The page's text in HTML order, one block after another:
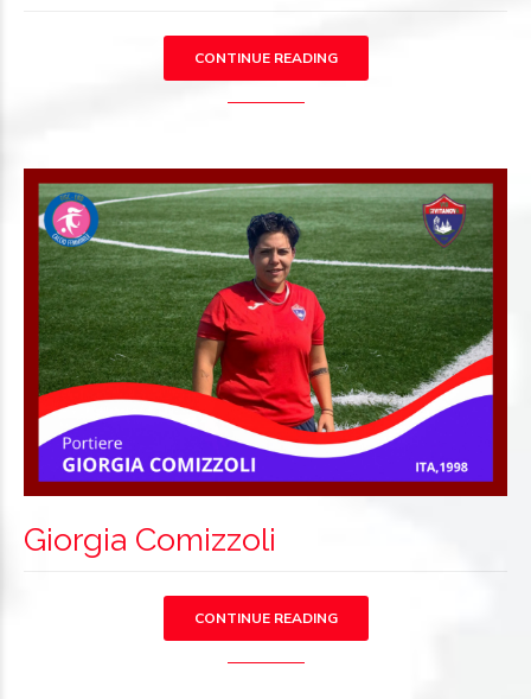
CONTINUE READING
Giorgia Comizzoli
CONTINUE READING